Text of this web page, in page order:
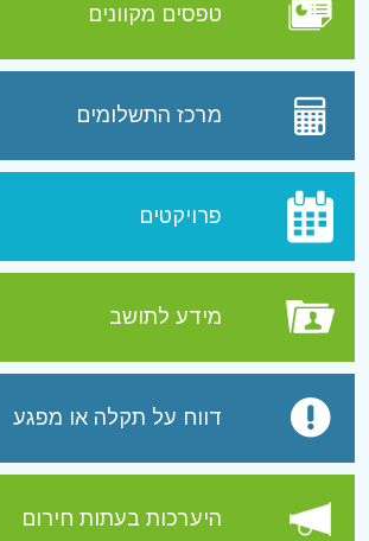
טפסים מקוונים
מרכז התשלומים
פרויקטים
מידע לתושב
דווח על תקלה או מפגע
היערכות בעתות חירום